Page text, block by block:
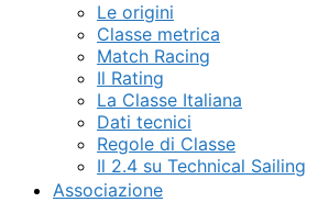
Le origini
Classe metrica
Match Racing
Il Rating
La Classe Italiana
Dati tecnici
Regole di Classe
Il 2.4 su Technical Sailing
Associazione